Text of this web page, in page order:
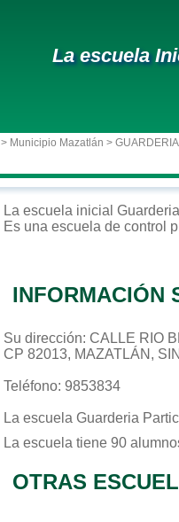
La escuela
> Municipio Mazatlán >
La escuela inicial
Es una escuela de control
INFORMACIÓN
Su dirección: CALLE RIO
CP 82013, MAZATLÁN,
Teléfono: 9853834
La escuela Guarderia
La escuela tiene 90
OTRAS